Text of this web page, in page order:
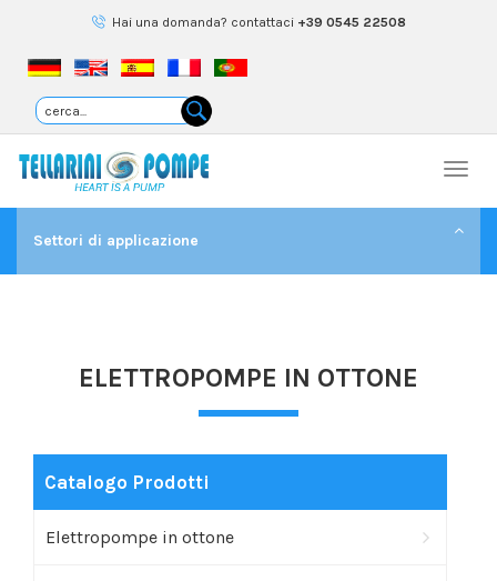
Hai una domanda? contattaci +39 0545 22508
Settori di applicazione
ELETTROPOMPE IN OTTONE
Catalogo Prodotti
Elettropompe in ottone